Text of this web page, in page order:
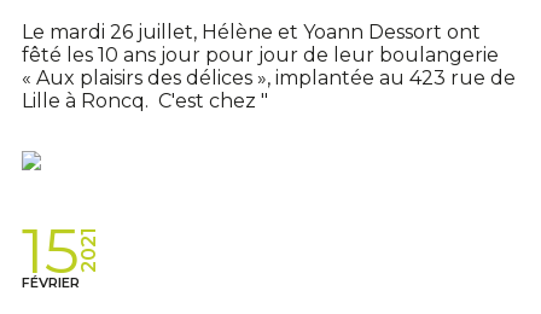
Le mardi 26 juillet, Hélène et Yoann Dessort ont
fêté les 10 ans jour pour jour de leur boulangerie
« Aux plaisirs des délices », implantée au 423 rue de
Lille à Roncq. C'est chez "
15
FÉVRIER
2021